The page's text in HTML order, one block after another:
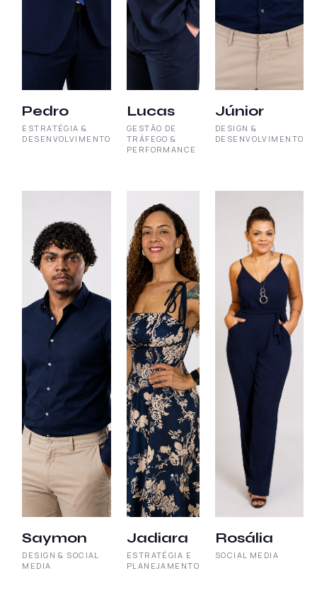
Pedro
ESTRATÉGIA &
DESENVOLVIMENTO
Lucas
GESTÃO DE
TRÁFEGO &
PERFORMANCE
Júnior
DESIGN &
DESENVOLVIMENTO
Saymon
DESIGN & SOCIAL
MEDIA
Jadiara
ESTRATÉGIA E
PLANEJAMENTO
Rosália
SOCIAL MEDIA